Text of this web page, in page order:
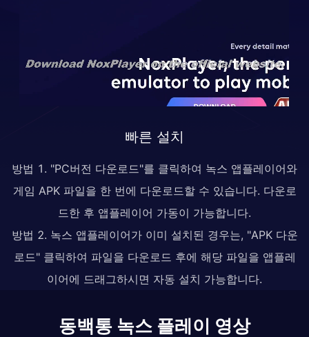
빠른 설치
방법 1. "PC버전 다운로드"를 클릭하여 녹스 앱플레이어와
게임 APK 파일을 한 번에 다운로드할 수 있습니다. 다운로
드한 후 앱플레이어 가동이 가능합니다.
방법 2. 녹스 앱플레이어가 이미 설치된 경우는, "APK 다운
로드" 클릭하여 파일을 다운로드 후에 해당 파일을 앱플레
이어에 드래그하시면 자동 설치 가능합니다.
동백통 녹스 플레이 영상